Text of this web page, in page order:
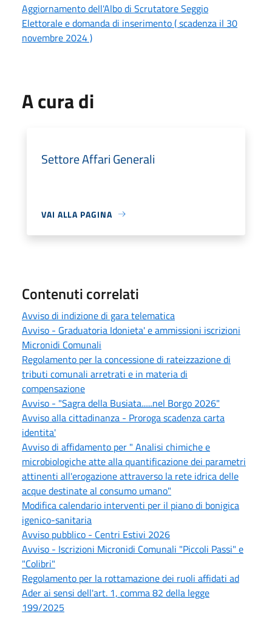
Aggiornamento dell'Albo di Scrutatore Seggio
Elettorale e domanda di inserimento ( scadenza il 30
novembre 2024 )
A cura di
Settore Affari Generali
VAI ALLA PAGINA
Contenuti correlati
Avviso di indizione di gara telematica
Avviso - Graduatoria Idonieta' e ammissioni iscrizioni
Micronidi Comunali
Regolamento per la concessione di rateizzazione di
tributi comunali arretrati e in materia di
compensazione
Avviso - "Sagra della Busiata......nel Borgo 2026"
Avviso alla cittadinanza - Proroga scadenza carta
identita'
Avviso di affidamento per " Analisi chimiche e
microbiologiche atte alla quantificazione dei parametri
attinenti all'erogazione attraverso la rete idrica delle
acque destinate al consumo umano"
Modifica calendario interventi per il piano di bonigica
igenico-sanitaria
Avviso pubblico - Centri Estivi 2026
Avviso - Iscrizioni Micronidi Comunali "Piccoli Passi" e
"Colibri"
Regolamento per la rottamazione dei ruoli affidati ad
Ader ai sensi dell'art. 1, comma 82 della legge
199/2025